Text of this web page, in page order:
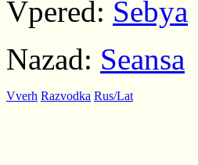
Vpered: Sebya
Nazad: Seansa
Vverh Razvodka Rus/Lat